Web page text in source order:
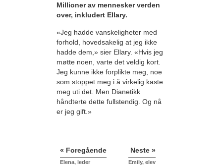
Millioner av mennesker verden
over, inkludert Ellary.
«Jeg hadde vanskeligheter med
forhold, hovedsakelig at jeg ikke
hadde dem,» sier Ellary. «Hvis jeg
møtte noen, varte det veldig kort.
Jeg kunne ikke forplikte meg, noe
som stoppet meg i å virkelig kaste
meg uti det. Men Dianetikk
håndterte dette fullstendig. Og nå
er jeg gift.»
« Foregående
Elena, leder
Neste »
Emily, elev